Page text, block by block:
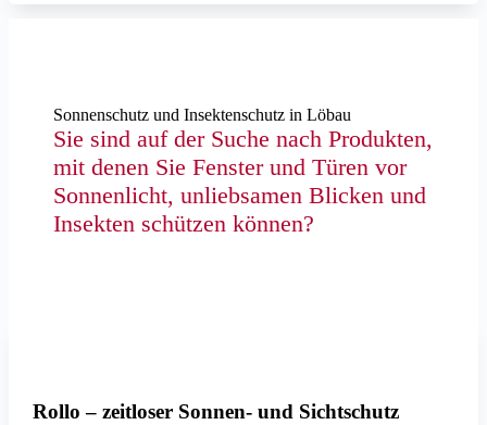
Sonnenschutz und Insektenschutz in Löbau
Sie sind auf der Suche nach Produkten,
mit denen Sie Fenster und Türen vor
Sonnenlicht, unliebsamen Blicken und
Insekten schützen können?
Rollo – zeitloser Sonnen- und Sichtschutz